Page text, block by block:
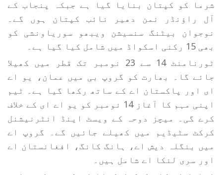
شرما کو کپتان بنایا گیا ہے جبکہ پنجاب کے
آل راؤنڈر نمن دھیر نائب کپتان ہوں گے۔
نوجوان بیٹنگ سنسیشن ویبھو سوریاونشی کو
بھی 15 رکنی اسکواڈ میں شامل کیا گیا ہے۔
ٹورنامنٹ 14 سے 23 نومبر تک قطر میں کھیلا
جائے گا۔ بھارت کو گروپ بی میں عمان، یو اے
ای اور پاکستان اے کے ساتھ رکھا گیا ہے۔ ٹیم
اپنی مہم کا آغاز 14 نومبر کو یو اے ای کے خلاف
کرے گی۔ میچز دوحہ کے ویسٹ اینڈ انٹرنیشنل
کرکٹ سٹیڈیم میں کھیلے جائیں گے۔ گروپ اے
میں بنگلہ دیش اے، ہانگ کانگ، افغانستان اے
اور سری لنکا اے شامل ہیں۔